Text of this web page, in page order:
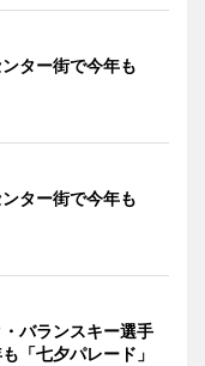
ター街で今年も
ター街で今年も
バランスキー選手
「七夕パレード」